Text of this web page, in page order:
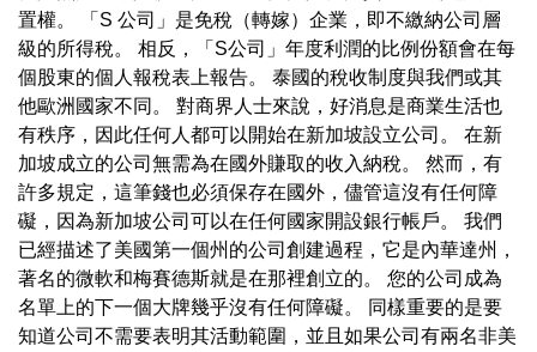
置權。 「S 公司」是免稅（轉嫁）企業，即不繳納公司層
級的所得稅。 相反，「S公司」年度利潤的比例份額會在每
個股東的個人報稅表上報告。 泰國的稅收制度與我們或其
他歐洲國家不同。 對商界人士來說，好消息是商業生活也
有秩序，因此任何人都可以開始在新加坡設立公司。 在新
加坡成立的公司無需為在國外賺取的收入納稅。 然而，有
許多規定，這筆錢也必須保存在國外，儘管這沒有任何障
礙，因為新加坡公司可以在任何國家開設銀行帳戶。 我們
已經描述了美國第一個州的公司創建過程，它是內華達州，
著名的微軟和梅賽德斯就是在那裡創立的。 您的公司成為
名單上的下一個大牌幾乎沒有任何障礙。 同樣重要的是要
知道公司不需要表明其活動範圍，並且如果公司有兩名非美